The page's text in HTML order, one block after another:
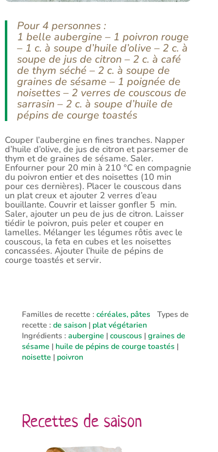
Pour 4 personnes :
1 belle aubergine – 1 poivron rouge
– 1 c. à soupe d’huile d’olive – 2 c. à
soupe de jus de citron – 2 c. à café
de thym séché – 2 c. à soupe de
graines de sésame – 1 poignée de
noisettes – 2 verres de couscous de
sarrasin – 2 c. à soupe d’huile de
pépins de courge toastés
Couper l’aubergine en fines tranches. Napper
d’huile d’olive, de jus de citron et parsemer de
thym et de graines de sésame. Saler.
Enfourner pour 20 min à 210 °C en compagnie
du poivron entier et des noisettes (10 min
pour ces dernières). Placer le couscous dans
un plat creux et ajouter 2 verres d’eau
bouillante. Couvrir et laisser gonfler 5 min.
Saler, ajouter un peu de jus de citron. Laisser
tiédir le poivron, puis peler et couper en
lamelles. Mélanger les légumes rôtis avec le
couscous, la feta en cubes et les noisettes
concassées. Ajouter l’huile de pépins de
courge toastés et servir.
Familles de recette : céréales, pâtes
Types de
recette : de saison| plat végétarien
Ingrédients : aubergine | couscous | graines de
sésame | huile de pépins de courge toastés |
noisette | poivron
Recettes de saison